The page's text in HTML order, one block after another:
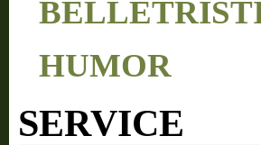
HUMOR
SERVICE